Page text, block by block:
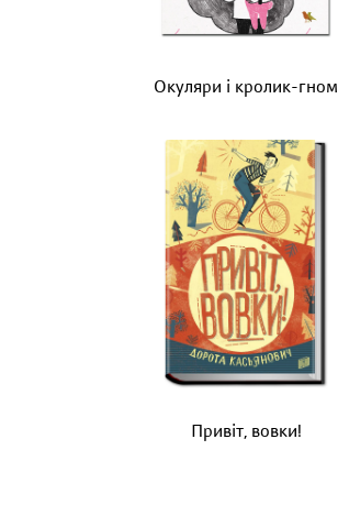
Окуляри і кролик-гном
Привіт, вовки!